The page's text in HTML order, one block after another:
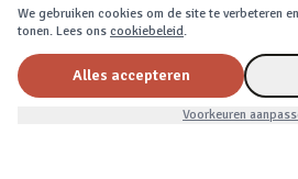
POPULAIRE MOMENTEN
Verjaardag
Moederdag
We gebruiken cookies om de site te verbeteren
tonen. Lees ons cookiebeleid.
Alles accepteren
Voorkeuren